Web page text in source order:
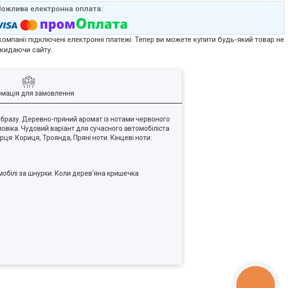
підключені електронні платежі. Тепер ви можете купити будь-який товар не
сайту.
для замовлення
Деревно-пряний аромат із нотами червоного
Чудовий варіант для сучасного автомобіліста
Кориця, Троянда, Пряні ноти. Кінцеві ноти:
за шнурки. Коли дерев'яна кришечка